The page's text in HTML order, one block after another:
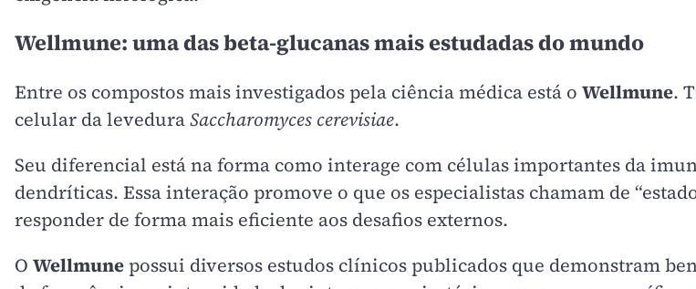
Wellmune: uma das beta-glucanas mais estudadas do mundo
Entre os compostos mais investigados pela ciência médica está o Wellmune.
celular da leveduraSaccharomyces cerevisiae.
Seu diferencial está na forma como interage com células importantes da
dendríticas. Essa interação promove o que os especialistas chamam de
responder de forma mais eficiente aos desafios externos.
O Wellmunepossui diversos estudos clínicos publicados que demonstram